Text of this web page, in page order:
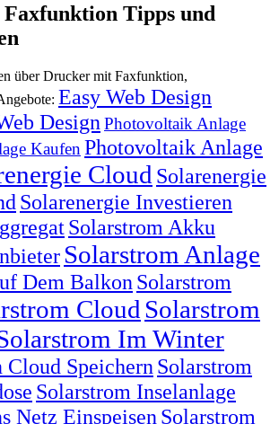
Tipps und
über Drucker mit Faxfunktion,
Easy Web Design
Design Photovoltaik Anlage
Kaufen Photovoltaik Anlage
Cloud Solarenergie
Solarenergie Investieren
Solarstrom Akku
Solarstrom Anlage
Dem Balkon Solarstrom
Cloud Solarstrom
Im Winter
Cloud Speichern Solarstrom
Solarstrom Inselanlage
Netz Einspeisen Solarstrom